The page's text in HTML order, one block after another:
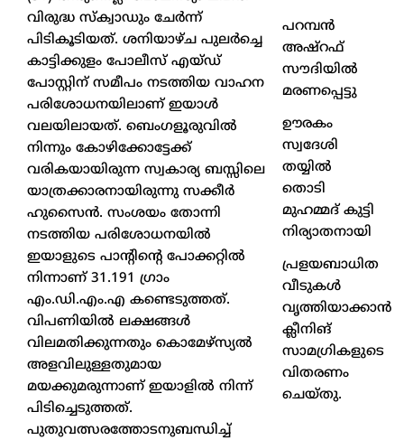
വിരുദ്ധ സ്ക്വാഡും ചേർന്ന്
പിടികൂടിയത്. ശനിയാഴ്ച പുലർച്ചെ
കാട്ടിക്കുളം പോലീസ് എയ്ഡ്
പോസ്റ്റിന് സമീപം നടത്തിയ വാഹന
പരിശോധനയിലാണ് ഇയാൾ
വലയിലായത്. ബെംഗളൂരുവിൽ
നിന്നും കോഴിക്കോട്ടേക്ക്
വരികയായിരുന്ന സ്വകാര്യ ബസ്സിലെ
യാത്രക്കാരനായിരുന്നു സക്കീർ
ഹുസൈൻ. സംശയം തോന്നി
നടത്തിയ പരിശോധനയിൽ
ഇയാളുടെ പാന്റിന്റെ പോക്കറ്റിൽ
നിന്നാണ് 31.191 ഗ്രാം
എം.ഡി.എം.എ കണ്ടെടുത്തത്.
വിപണിയിൽ ലക്ഷങ്ങൾ
വിലമതിക്കുന്നതും കൊമേഴ്‌സ്യൽ
അളവിലുള്ളതുമായ
മയക്കുമരുന്നാണ് ഇയാളിൽ നിന്ന്
പിടിച്ചെടുത്തത്.
പുതുവത്സരത്തോടനുബന്ധിച്ച്
പറമ്പൻ
അഷ്‌റഫ്
സൗദിയിൽ
മരണപ്പെട്ടു
ഊരകം
സ്വദേശി
തയ്യിൽ
തൊടി
മുഹമ്മദ് കുട്ടി
നിര്യാതനായി
പ്രളയബാധിത
വീടുകൾ
വൃത്തിയാക്കാൻ
ക്ലീനിങ്
സാമഗ്രികളുടെ
വിതരണം
ചെയ്തു.